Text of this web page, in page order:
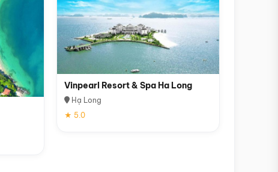
Vinpearl Resort & Spa Ha Long
Hạ Long
★ 5.0